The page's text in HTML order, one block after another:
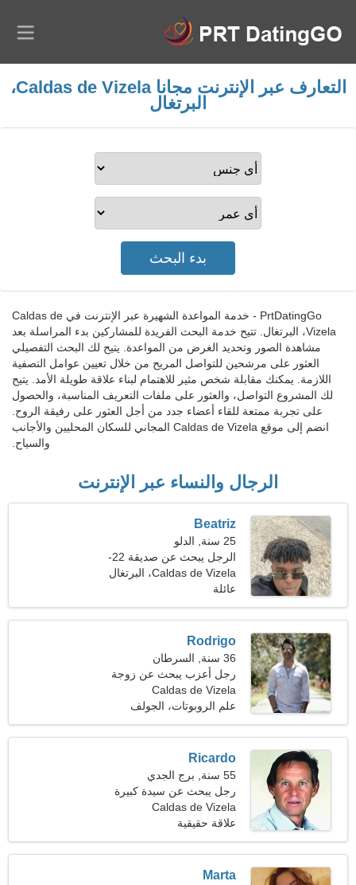
التعارف عبر الإنترنت مجانا Caldas de Vizela،
البرتغال
PrtDatingGo - خدمة المواعدة الشهيرة عبر الإنترنت في Caldas de
Vizela، البرتغال. تتيح خدمة البحث الفريدة للمشاركين بدء المراسلة بعد
مشاهدة الصور وتحديد الغرض من المواعدة. يتيح لك البحث التفصيلي
العثور على مرشحين للتواصل المريح من خلال تعيين عوامل التصفية
اللازمة. يمكنك مقابلة شخص مثير للاهتمام لبناء علاقة طويلة الأمد. يتيح
لك المشروع التواصل، والعثور على ملفات التعريف المناسبة، والحصول
على تجربة ممتعة للقاء أعضاء جدد من أجل العثور على رفيقة الروح.
انضم إلى موقع Caldas de Vizela المجاني للسكان المحليين والأجانب
والسياح.
الرجال والنساء عبر الإنترنت
Beatriz
25 سنة, الدلو
الرجل يبحث عن صديقة 22-
29
Caldas de Vizela، البرتغال
عائلة
Rodrigo
36 سنة, السرطان
رجل أعزب يبحث عن زوجة
26-31
Caldas de Vizela
علم الروبوتات، الجولف
Ricardo
55 سنة, برج الجدي
رجل يبحث عن سيدة كبيرة
Caldas de Vizela
علاقة حقيقية
Marta